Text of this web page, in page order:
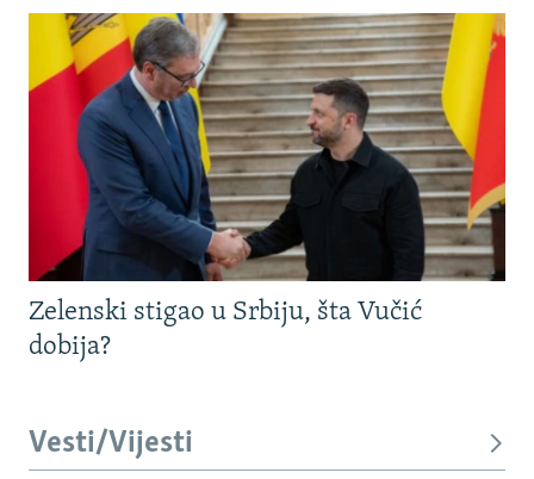
Zelenski stigao u Srbiju, šta Vučić
dobija?
Vesti/Vijesti